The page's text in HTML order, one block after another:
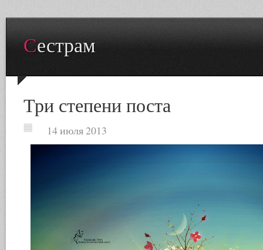
Сестрам
Три степени поста
14 июля 2013